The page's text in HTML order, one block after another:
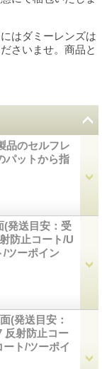
はダミーレンズは
さいませ。商品と
品のセルフレ
パットから指
(発送目安：受
防止コート/U
/ツーポイン
(発送目安：
反射防止コー
ート/ツーポイ